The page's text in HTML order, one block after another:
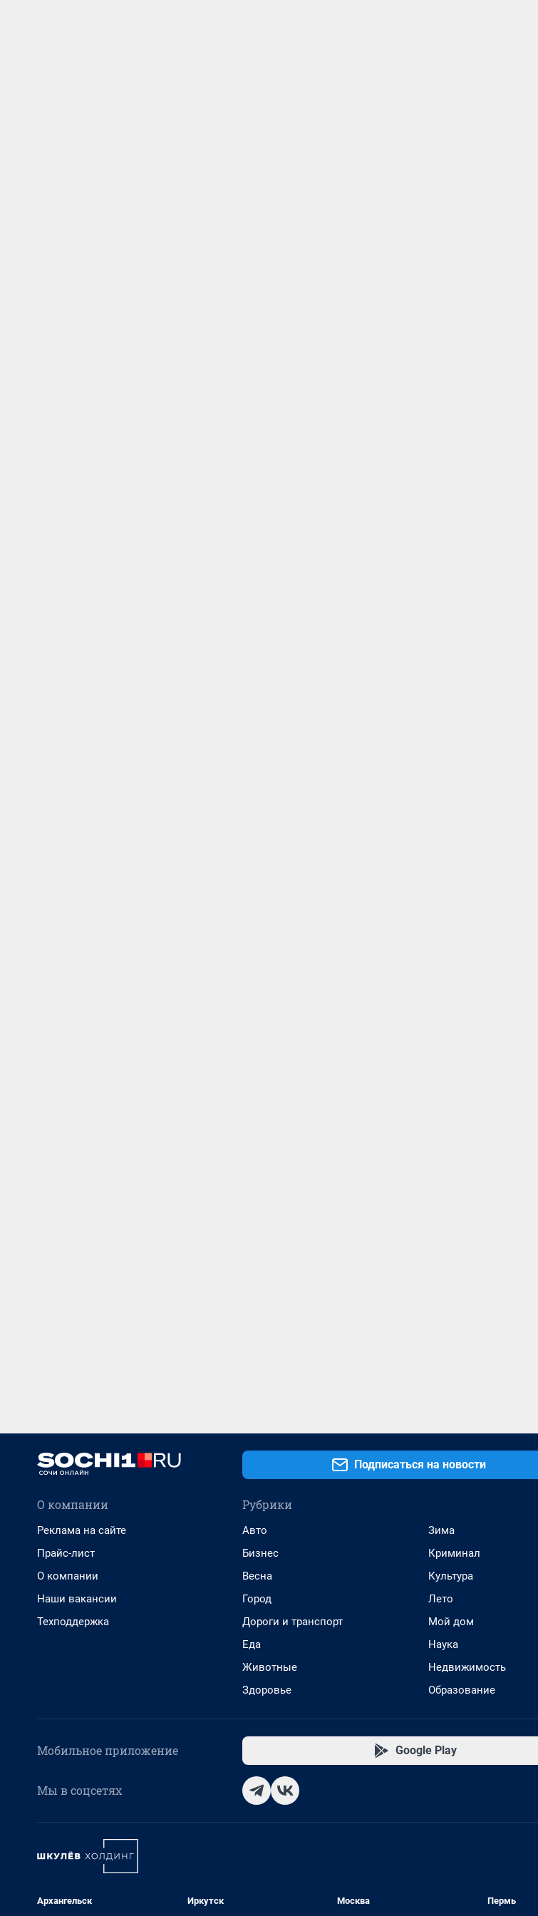
Подписаться на новости
О компании
Реклама на сайте
Прайс-лист
О компании
Наши вакансии
Техподдержка
Рубрики
Авто
Бизнес
Весна
Город
Дороги и транспорт
Еда
Животные
Здоровье
Зима
Криминал
Культура
Лето
Мой дом
Наука
Недвижимость
Образование
Мобильное приложение Google Play
Мы в соцсетях
Архангельск
Иркутск
Москва
Пермь